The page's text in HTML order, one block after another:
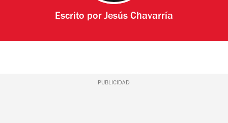
Escrito por Jesús Chavarría
PUBLICIDAD